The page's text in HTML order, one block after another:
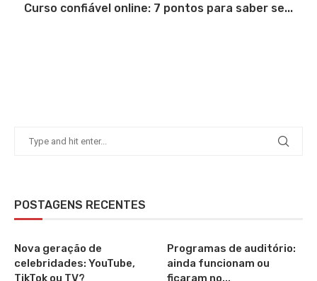
Curso confiável online: 7 pontos para saber se...
POSTAGENS RECENTES
Nova geração de
celebridades: YouTube,
TikTok ou TV?
Programas de auditório:
ainda funcionam ou
ficaram no...